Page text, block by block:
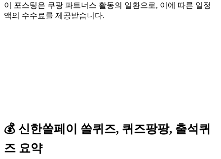
이 포스팅은 쿠팡 파트너스 활동의 일환으로, 이에 따른 일정
액의 수수료를 제공받습니다.
💰 신한쏠페이
쏠퀴즈, 퀴즈팡팡, 출석퀴
즈 요약